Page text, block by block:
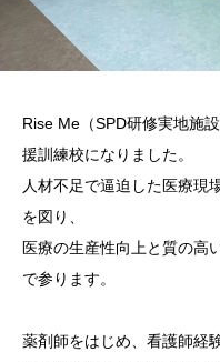
Rise Me（SPD研修実地施
援訓練校になりました。
人材不足で逼迫した医療現
を図り、
医療の生産性向上と質の高
で参ります。
薬剤師をはじめ、看護師経